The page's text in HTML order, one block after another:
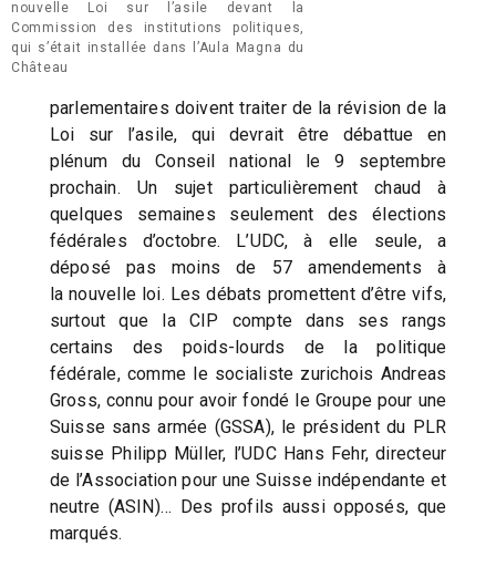
nouvelle Loi sur l’asile devant la
Commission des institutions politiques,
qui s’était installée dans l’Aula Magna du
Château
parlementaires doivent traiter de la révision de la
Loi sur l’asile, qui devrait être débattue en
plénum du Conseil national le 9 septembre
prochain. Un sujet particulièrement chaud à
quelques semaines seulement des élections
fédérales d’octobre. L’UDC, à elle seule, a
déposé pas moins de 57 amendements à
la nouvelle loi. Les débats promettent d’être vifs,
surtout que la CIP compte dans ses rangs
certains des poids-lourds de la politique
fédérale, comme le socialiste zurichois Andreas
Gross, connu pour avoir fondé le Groupe pour une
Suisse sans armée (GSSA), le président du PLR
suisse Philipp Müller, l’UDC Hans Fehr, directeur
de l’Association pour une Suisse indépendante et
neutre (ASIN)… Des profils aussi opposés, que
marqués.